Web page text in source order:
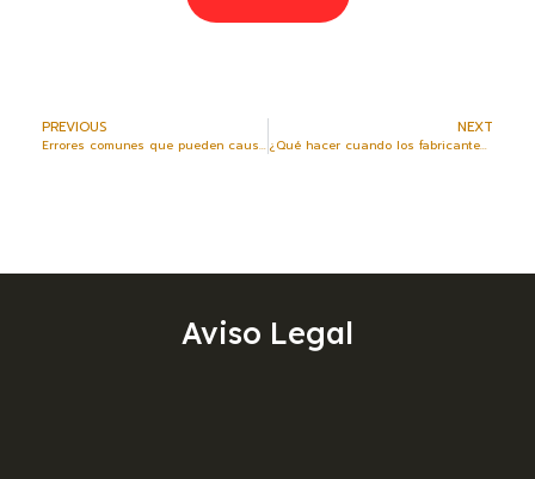
PREVIOUS
Errores comunes que pueden causar accidentes en motocicleta y cómo evitarlos
NEXT
¿Qué hacer cuando los fabricantes son responsables de tu accidente de moto?
Aviso Legal